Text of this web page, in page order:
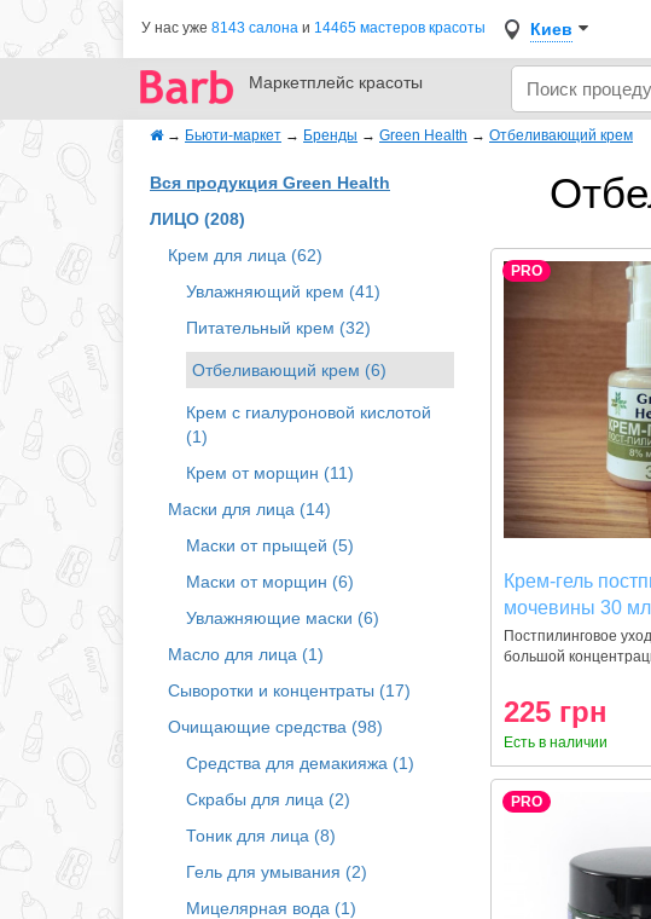
У нас уже 8143 салона и 14465 мастеров красоты Киев
Маркетплейс красоты
→ Бьюти-маркет → Бренды → Green Health → Отбеливающий крем
Вся продукция Green Health
ЛИЦО (208)
Крем для лица (62)
Увлажняющий крем (41)
Питательный крем (32)
Отбеливающий крем (6)
Крем с гиалуроновой кислотой
(1)
Крем от морщин (11)
Маски для лица (14)
Маски от прыщей (5)
Маски от морщин (6)
Увлажняющие маски (6)
Масло для лица (1)
Сыворотки и концентраты (17)
Очищающие средства (98)
Средства для демакияжа (1)
Скрабы для лица (2)
Тоник для лица (8)
Гель для умывания (2)
Мицелярная вода (1)
PRO
Крем-гель
мочевины 30 мл
Постпилинговое
большой
225 грн
Есть в наличии
PRO